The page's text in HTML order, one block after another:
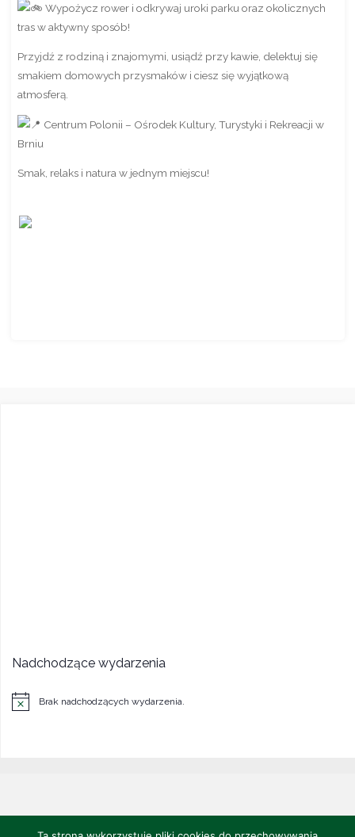
Wypożycz rower i odkrywaj uroki parku oraz okolicznych
tras w aktywny sposób!
Przyjdź z rodziną i znajomymi, usiądź przy kawie, delektuj się
smakiem domowych przysmaków i ciesz się wyjątkową
atmosferą.
Centrum Polonii – Ośrodek Kultury, Turystyki i Rekreacji w
Brniu
Smak, relaks i natura w jednym miejscu!
Nadchodzące wydarzenia
Powiadomienie
Brak nadchodzących wydarzenia.